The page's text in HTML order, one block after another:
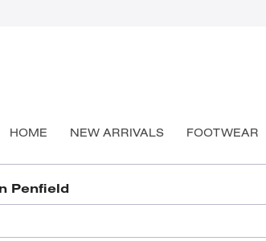
HOME NEW ARRIVALS FOOTWEAR
Penfield